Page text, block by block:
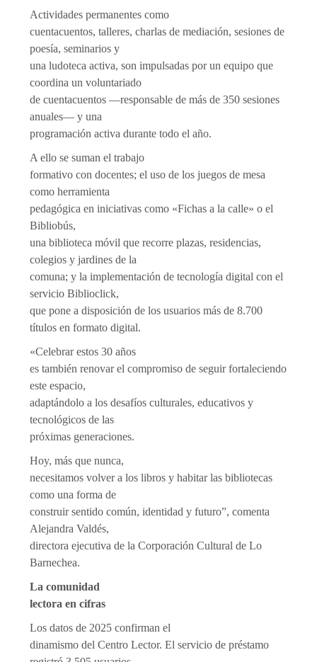
Actividades permanentes como
cuentacuentos, talleres, charlas de mediación, sesiones de
poesía, seminarios y
una ludoteca activa, son impulsadas por un equipo que
coordina un voluntariado
de cuentacuentos —responsable de más de 350 sesiones
anuales— y una
programación activa durante todo el año.
A ello se suman el trabajo
formativo con docentes; el uso de los juegos de mesa
como herramienta
pedagógica en iniciativas como «Fichas a la calle» o el
Bibliobús,
una biblioteca móvil que recorre plazas, residencias,
colegios y jardines de la
comuna; y la implementación de tecnología digital con el
servicio Biblioclick,
que pone a disposición de los usuarios más de 8.700
títulos en formato digital.
«Celebrar estos 30 años
es también renovar el compromiso de seguir fortaleciendo
este espacio,
adaptándolo a los desafíos culturales, educativos y
tecnológicos de las
próximas generaciones.
Hoy, más que nunca,
necesitamos volver a los libros y habitar las bibliotecas
como una forma de
construir sentido común, identidad y futuro”, comenta
Alejandra Valdés,
directora ejecutiva de la Corporación Cultural de Lo
Barnechea.
La comunidad
lectora en cifras
Los datos de 2025 confirman el
dinamismo del Centro Lector. El servicio de préstamo